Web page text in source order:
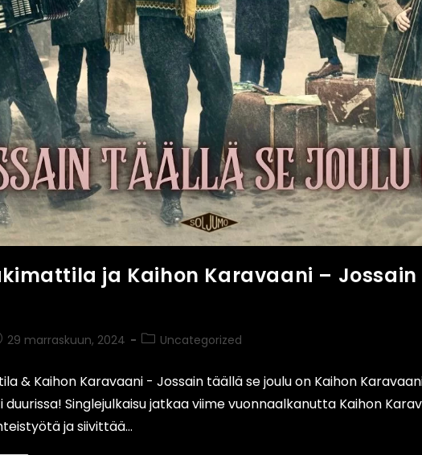
ja Kaihon Karavaani –
29 marraskuun, 2024 Uncategorized
& Kaihon Karavaani - Jossain täällä se joulu on Kaihon
Singlejulkaisu jatkaa viime vuonnaalkanutta Kaihon
ja siivittää…